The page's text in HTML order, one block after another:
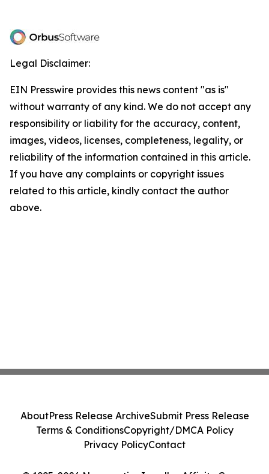
Legal Disclaimer:
EIN Presswire provides this news content "as is"
without warranty of any kind. We do not accept any
responsibility or liability for the accuracy, content,
images, videos, licenses, completeness, legality, or
reliability of the information contained in this article.
If you have any complaints or copyright issues
related to this article, kindly contact the author
above.
AboutPress Release ArchiveSubmit Press Release
Terms & ConditionsCopyright/DMCA Policy
Privacy PolicyContact